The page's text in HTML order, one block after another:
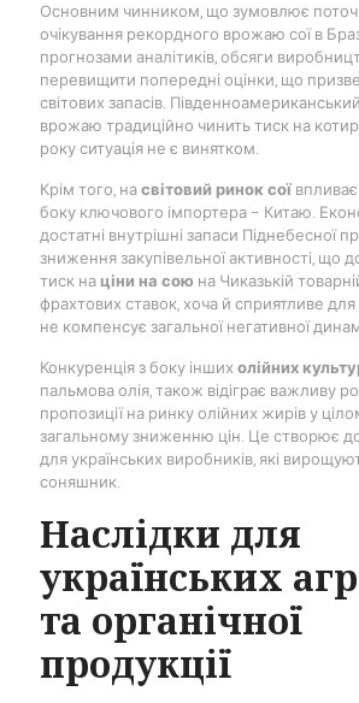
Основним чинником, що зумовлює
очікування рекордного врожаю сої в
прогнозами аналітиків, обсяги
перевищити попередні оцінки, що
світових запасів.
врожаю традиційно чинить тиск на
року ситуація не є винятком.
Крім того, насвітовий ринок сої
боку ключового імпортера – Китаю.
достатні внутрішні запаси Піднебесної
зниження закупівельної активності, що
тиск на ціни на сою на Чиказькій
фрахтових ставок, хоча й сприятливе для
не компенсує загальної негативної
Конкуренція з боку інших олійних
пальмова олія, також відіграє важливу
пропозиції на ринку олійних жирів у
загальному зниженню цін. Це створює
для українських виробників, які
соняшник.
Наслідки для
українських
та органічної
продукції